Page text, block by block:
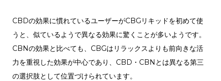
CBDの効果に慣れているユーザーがCBGリキッドを初めて使
うと、似ているようで異なる効果に驚くことが多いようです。
CBNの効果と比べても、CBGはリラックスよりも前向きな活
力を重視した効果が中心であり、CBD・CBNとは異なる第三
の選択肢として位置づけられています。